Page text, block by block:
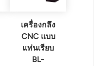
เครื่องกลึง
CNC แบบ
แท่นเรียบ
BL-